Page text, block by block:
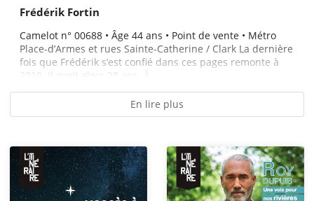
Frédérik Fortin
Camelot n° 00688 • Âge 44 ans • Point de vente • Métro
Place-d’Armes et rues Sainte-Catherine / Clark La dernière
fois que Frédérik s’est confié dans ces pages remonte à
2010. Il avait alors 28 ans. À...
En lire plus